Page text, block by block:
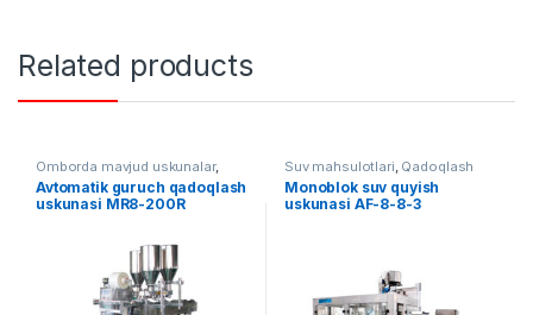
Related products
Omborda mavjud uskunalar,
Qadoqlash Vertikal qadoqlash
Avtomatik guruch qadoqlash
uskunasi MR8-200R
Suv mahsulotlari Qadoqlash
Monoblok suv quyish
uskunasi AF-8-8-3